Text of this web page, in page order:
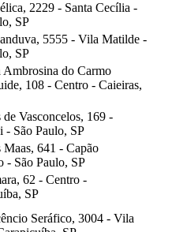
2229 - Santa Cecília -
SP
5555 - Vila Matilde -
SP
Ambrosina do Carmo
108 - Centro - Caieiras,
Vasconcelos, 169 -
- São Paulo, SP
641 - Capão
- São Paulo, SP
62 - Centro -
SP
Seráfico, 3004 - Vila